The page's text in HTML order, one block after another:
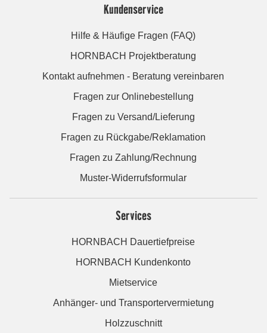
Kundenservice
Hilfe & Häufige Fragen (FAQ)
HORNBACH Projektberatung
Kontakt aufnehmen - Beratung vereinbaren
Fragen zur Onlinebestellung
Fragen zu Versand/Lieferung
Fragen zu Rückgabe/Reklamation
Fragen zu Zahlung/Rechnung
Muster-Widerrufsformular
Services
HORNBACH Dauertiefpreise
HORNBACH Kundenkonto
Mietservice
Anhänger- und Transportervermietung
Holzzuschnitt